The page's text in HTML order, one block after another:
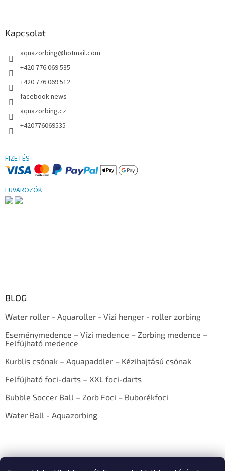
Kapcsolat
aquazorbing@hotmail.com
+420 776 069 535
+420 776 069 512
facebook news
aquazorbing.cz
+420776069535
FIZETÉS
FUVAROZÓK
BLOG
Water roller - Aquaroller - Vízi henger - roller zorbing
Eseménymedence – Vízi medence – Zorbing medence –
Felfújható medence
Kurblis csónak – Aquapaddler – Kézihajtású csónak
Felfújható foci-darts – XXL foci-darts
Bubble Soccer Ball – Zorb Foci – Buborékfoci
Water Ball - Aquazorbing